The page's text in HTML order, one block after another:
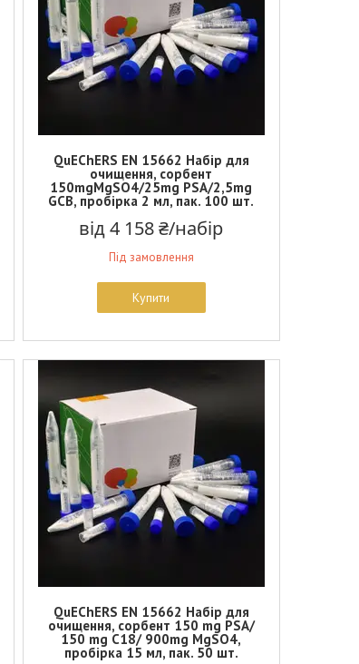
QuEChERS EN 15662 Набір для
очищення, сорбент
150mgMgSO4/25mg PSA/2,5mg
GCB, пробірка 2 мл, пак. 100 шт.
від 4 158 ₴/набір
Під замовлення
Купити
QuEChERS EN 15662 Набір для
очищення, сорбент 150 mg PSA/
150 mg C18/ 900mg MgSO4,
пробірка 15 мл, пак. 50 шт.